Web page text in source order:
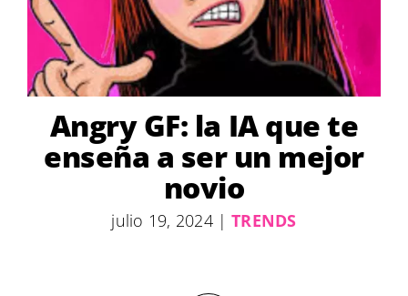
Angry GF: la IA que te
enseña a ser un mejor
novio
julio 19, 2024 | TRENDS